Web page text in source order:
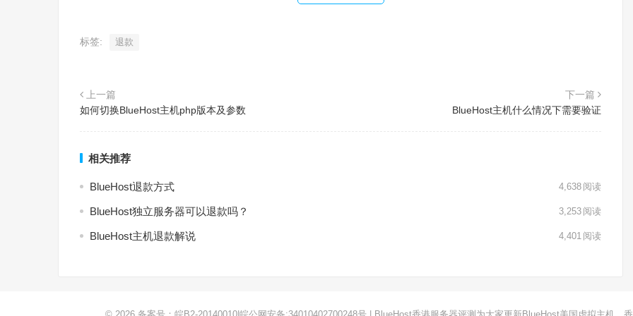
标签: 退款
上一篇
如何切换BlueHost主机php版本及参数
下一篇
BlueHost主机什么情况下需要验证
相关推荐
BlueHost退款方式 4,638 阅读
BlueHost独立服务器可以退款吗？ 3,253 阅读
BlueHost主机退款解说 4,401 阅读